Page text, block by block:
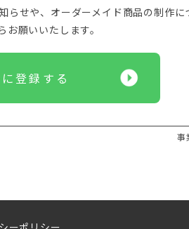
せや、オーダーメイド商品の制作に
お願いいたします。
登録する
事